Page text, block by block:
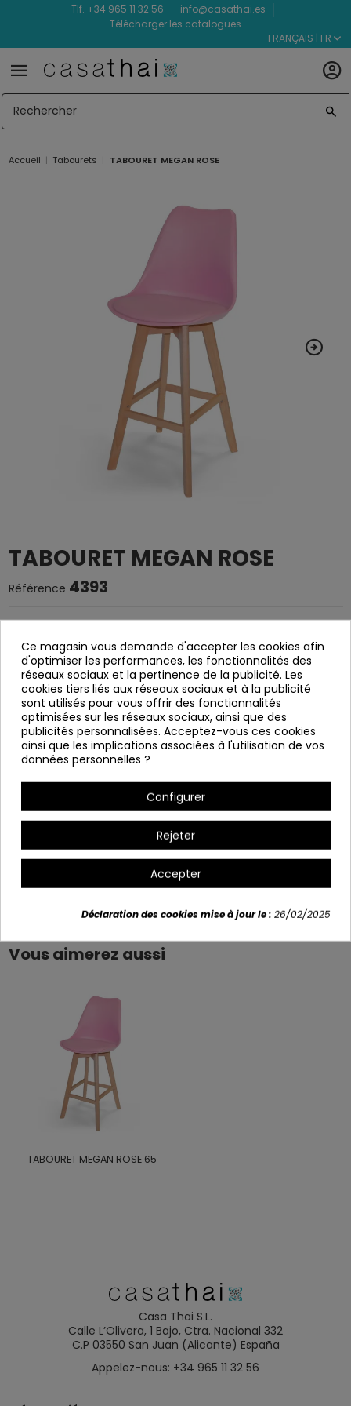
Tlf. +34 965 11 32 56
info@casathai.es
Télécharger les catalogues
FRANÇAIS | FR
Accueil Tabourets TABOURET MEGAN ROSE
TABOURET MEGAN ROSE
Référence 4393
Tabouret en polypropylène rose.
Les jambes en bois de hêtre.
Ça sert à démanteler.
Largeur: 49 cm
Hauteur: 112 cm Δ Siège supérieur: 75 cm
Profondeur : 54 cm
Variants
Détails du produit
Vous aimerez aussi
TABOURET MEGAN ROSE 65
Casa Thai S.L.
Calle L’Olivera, 1 Bajo, Ctra. Nacional 332
C.P 03550 San Juan (Alicante) España
Appelez-nous: +34 965 11 32 56
Ce magasin vous demande d'accepter les cookies afin
d'optimiser les performances, les fonctionnalités des
réseaux sociaux et la pertinence de la publicité. Les
cookies tiers liés aux réseaux sociaux et à la publicité
sont utilisés pour vous offrir des fonctionnalités
optimisées sur les réseaux sociaux, ainsi que des
publicités personnalisées. Acceptez-vous ces cookies
ainsi que les implications associées à l'utilisation de vos
données personnelles ?
Configurer
Rejeter
Accepter
Déclaration des cookies mise à jour le :26/02/2025